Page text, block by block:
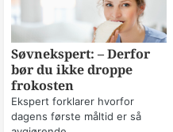
Søvnekspert: – Derfor
bør du ikke droppe
frokosten
Ekspert forklarer hvorfor
dagens første måltid er så